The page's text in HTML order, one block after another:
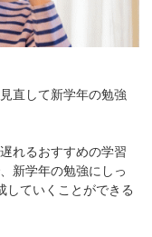
直して新学年の勉強
れるおすすめの学習
新学年の勉強にしっ
していくことができる